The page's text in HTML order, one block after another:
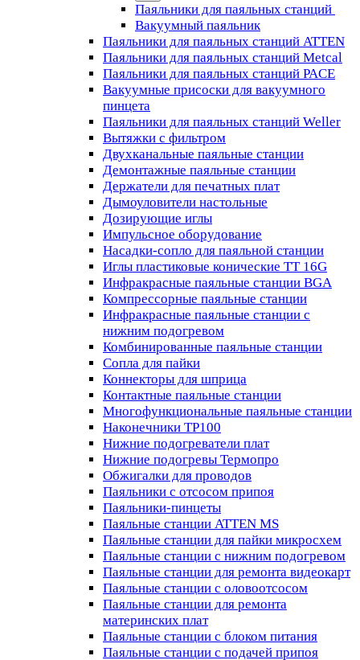
Паяльники для паяльных станций
Вакуумный паяльник
Паяльники для паяльных станций ATTEN
Паяльники для паяльных станций Metcal
Паяльники для паяльных станций PACE
Вакуумные присоски для вакуумного
пинцета
Паяльники для паяльных станций Weller
Вытяжки с фильтром
Двухканальные паяльные станции
Демонтажные паяльные станции
Держатели для печатных плат
Дымоуловители настольные
Дозирующие иглы
Импульсное оборудование
Насадки-сопло для паяльной станции
Иглы пластиковые конические TT 16G
Инфракрасные паяльные станции BGA
Компрессорные паяльные станции
Инфракрасные паяльные станции с
нижним подогревом
Комбинированные паяльные станции
Сопла для пайки
Коннекторы для шприца
Контактные паяльные станции
Многофункциональные паяльные станции
Наконечники TP100
Нижние подогреватели плат
Нижние подогревы Термопро
Обжигалки для проводов
Паяльники с отсосом припоя
Паяльники-пинцеты
Паяльные станции ATTEN MS
Паяльные станции для пайки микросхем
Паяльные станции с нижним подогревом
Паяльные станции для ремонта видеокарт
Паяльные станции с оловоотсосом
Паяльные станции для ремонта
материнских плат
Паяльные станции с блоком питания
Паяльные станции с подачей припоя